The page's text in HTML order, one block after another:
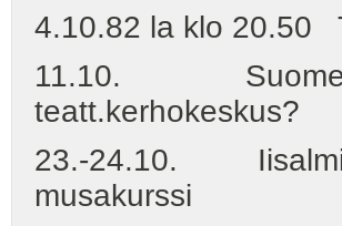
4.10.82 la klo 20.50
11.10. Suomen
teatt.kerhokeskus?
23.-24.10. Iisalmi,
musakurssi